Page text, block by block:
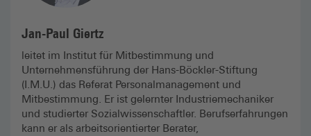
Jan-Paul Giertz
leitet im Institut für Mitbe­stimmung und
Unternehmens­führung der Hans-Böckler-Stiftung
(I.M.U.) das Referat Personalmanagement und
Mitbestimmung. Er ist gelernter Industrie­mechaniker
und studierter Sozialwissenschaftler. Berufserfahrungen
kann er als arbeitsorientierter Berater,